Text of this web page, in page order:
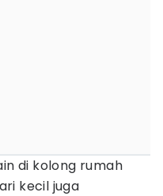
di kolong rumah
kecil juga